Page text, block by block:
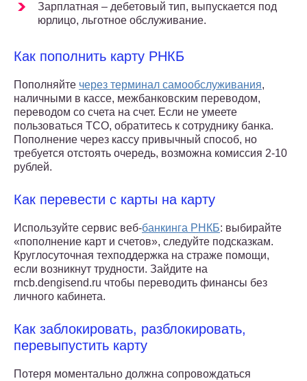
Зарплатная – дебетовый тип, выпускается под
юрлицо, льготное обслуживание.
Как пополнить карту РНКБ
Пополняйте через терминал самообслуживания,
наличными в кассе, межбанковским переводом,
переводом со счета на счет. Если не умеете
пользоваться ТСО, обратитесь к сотруднику банка.
Пополнение через кассу привычный способ, но
требуется отстоять очередь, возможна комиссия 2-10
рублей.
Как перевести с карты на карту
Используйте сервис веб-банкинга РНКБ: выбирайте
«пополнение карт и счетов», следуйте подсказкам.
Круглосуточная техподдержка на страже помощи,
если возникнут трудности. Зайдите на
rncb.dengisend.ru чтобы переводить финансы без
личного кабинета.
Как заблокировать, разблокировать,
перевыпустить карту
Потеря моментально должна сопровождаться